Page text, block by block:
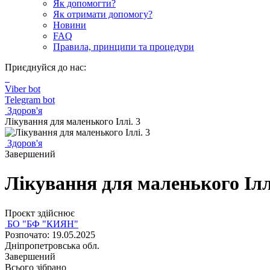
Як допомогти?
Як отримати допомогу?
Новини
FAQ
Правила, принципи та процедури
Приєднуйся до нас:
Viber bot
Telegram bot
Здоров'я
Лікування для маленького Іллі. 3
Здоров'я
Завершений
Лікування для маленького
Проєкт здійснює
БО "БФ "КИЯН"
Розпочато: 19.05.2025
Дніпропетровська обл.
Завершений
Всього зібрано